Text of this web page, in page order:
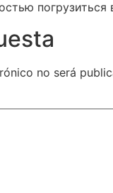
no será